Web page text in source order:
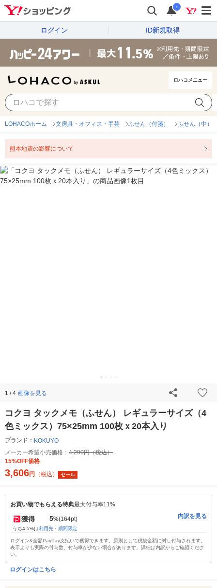
i
ログイン ID新規取得
ロハコメニュー
LOHACOホーム 文房具・オフィス・手芸 ふせん（付箋） ふせん（中）
熊本地震の影響について
1 / 4 画像を見る
コクヨ タックメモ（ふせん） レギュラーサイズ（4
色ミックス）75×25mm 100枚ｘ20本入り
ブランド： KOKUYO
メーカー希望小売価格： 4,290円（税込）
15%OFF価格
3,606円 （税込） セール
お買い物でもらえる特典最大付与率11%
獲得 5%(164pt)
うち4.5%は利用先・期間限定
内訳を見る
ログイン&全額PayPay支払いで獲得できます。原則として税抜金額に対し付与されます。
表示よりも実際の付与数、付与率が少ない場合があります。詳細は内訳からご確認くださ
い。
ログインはこちら